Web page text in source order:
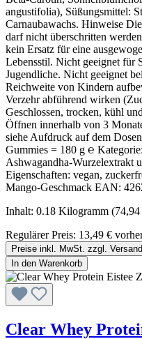
angustifolia), Süßungsmittel:
Carnaubawachs. Hinweise
darf nicht überschritten
kein Ersatz für eine
Lebensstil. Nicht geeignet für
Jugendliche. Nicht geeignet
Reichweite von Kindern
Verzehr abführend wirken
Geschlossen, trocken, kühl
Öffnen innerhalb von 3
siehe Aufdruck auf dem
Gummies = 180 g ℮
Ashwagandha‑Wurzelextrakt
Eigenschaften: vegan,
Mango‑Geschmack EAN:
Inhalt: 0.18 Kilogramm
Regulärer Preis: 13,49 €
Preise inkl. MwSt. zzgl.
In den Warenkorb
Clear Whey